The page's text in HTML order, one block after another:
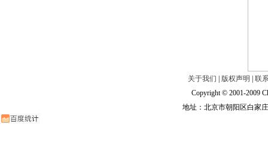
关于我们 版权声明
联
Copyright © 2001-2009
地址：北京市朝阳区白家